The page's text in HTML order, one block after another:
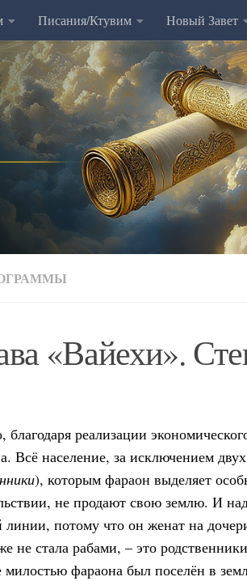
Писания/Ктувим Новый Завет
«Вайехи».
реализации
Всё население, за исключением
), которым фараон выделяет
не продают свою землю. И
потому что он женат на
не стала рабами, – это
фараона был поселён в